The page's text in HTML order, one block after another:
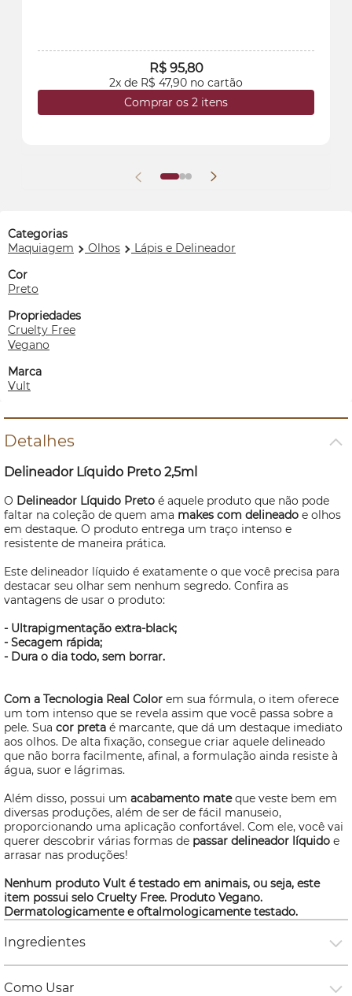
R$ 95,80
2x de R$ 47,90 no cartão
Comprar os 2 itens
Categorias
Maquiagem
Olhos
Lápis e Delineador
Cor
Preto
Propriedades
Cruelty Free
Vegano
Marca
Vult
Detalhes
Delineador Líquido Preto 2,5ml
O Delineador Líquido Preto é aquele produto que não pode
faltar na coleção de quem ama makes com delineado e olhos
em destaque. O produto entrega um traço intenso e
resistente de maneira prática.
Este delineador líquido é exatamente o que você precisa para
destacar seu olhar sem nenhum segredo. Confira as
vantagens de usar o produto:
- Ultrapigmentação extra-black;
- Secagem rápida;
- Dura o dia todo, sem borrar.
Com a Tecnologia Real Color em sua fórmula, o item oferece
um tom intenso que se revela assim que você passa sobre a
pele. Sua cor preta é marcante, que dá um destaque imediato
aos olhos. De alta fixação, consegue criar aquele delineado
que não borra facilmente, afinal, a formulação ainda resiste à
água, suor e lágrimas.
Além disso, possui um acabamento mateque veste bem em
diversas produções, além de ser de fácil manuseio,
proporcionando uma aplicação confortável. Com ele, você vai
querer descobrir várias formas de passar delineador líquido e
arrasar nas produções!
Nenhum produto Vult é testado em animais, ou seja, este
item possui selo Cruelty Free. Produto Vegano.
Dermatologicamente e oftalmologicamente testado.
Ingredientes
Como Usar